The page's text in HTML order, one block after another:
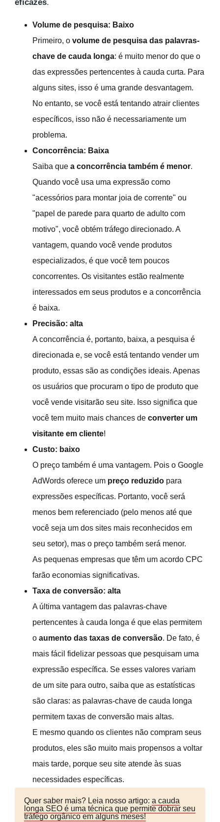
eficazes.
Volume de pesquisa: Baixo
Primeiro, o volume de pesquisa das palavras-
chave de cauda longa: é muito menor do que o
das expressões pertencentes à cauda curta. Para
alguns sites, isso é uma grande desvantagem.
No entanto, se você está tentando atrair clientes
específicos, isso não é necessariamente um
problema.
Concorrência: Baixa
Saiba que a concorrência também é menor.
Quando você usa uma expressão como
"acessórios para montar joia de corrente" ou
"papel de parede para quarto de adulto com
motivo", você obtém tráfego direcionado. A
vantagem, quando você vende produtos
especializados, é que você tem poucos
concorrentes. Os visitantes estão realmente
interessados em seus produtos e a concorrência
é baixa.
Precisão: alta
A concorrência é, portanto, baixa, a pesquisa é
direcionada e, se você está tentando vender um
produto, essas são as condições ideais. Apenas
os usuários que procuram o tipo de produto que
você vende visitarão seu site. Isso significa que
você tem muito mais chances de converter um
visitante em cliente!
Custo: baixo
O preço também é uma vantagem. Pois o Google
AdWords oferece um preço reduzido para
expressões específicas. Portanto, você será
menos bem referenciado (pelo menos até que
você seja um dos sites mais reconhecidos em
seu setor), mas o preço também será menor.
As pequenas empresas que têm um acordo CPC
farão economias significativas.
Taxa de conversão: alta
A última vantagem das palavras-chave
pertencentes à cauda longa é que elas permitem
o aumento das taxas de conversão. De fato, é
mais fácil fidelizar pessoas que pesquisam uma
expressão específica. Se esses valores variam
de um site para outro, saiba que as estatísticas
são claras: as palavras-chave de cauda longa
permitem taxas de conversão mais altas.
E mesmo quando os clientes não compram seus
produtos, eles são muito mais propensos a voltar
mais tarde, porque seu site atende às suas
necessidades específicas.
Quer saber mais? Leia nosso artigo: a cauda
longa SEO é uma técnica que permite dobrar seu
tráfego orgânico em alguns meses!